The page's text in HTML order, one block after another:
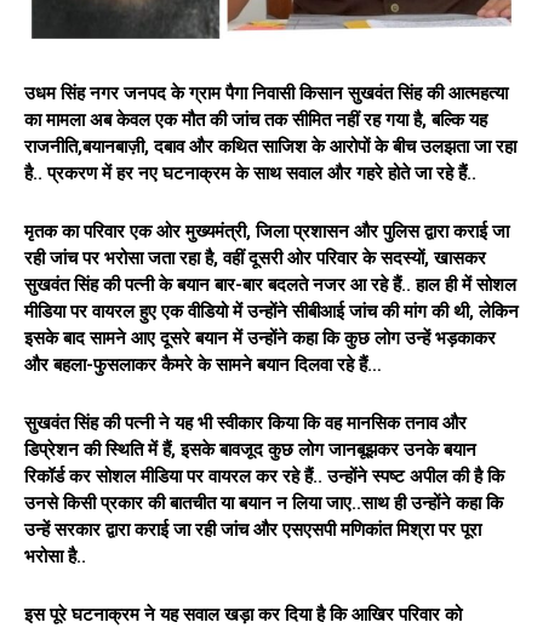
उधम सिंह नगर जनपद के ग्राम पैगा निवासी किसान सुखवंत सिंह की आत्महत्या
का मामला अब केवल एक मौत की जांच तक सीमित नहीं रह गया है, बल्कि यह
राजनीति,बयानबाज़ी, दबाव और कथित साजिश के आरोपों के बीच उलझता जा रहा
है.. प्रकरण में हर नए घटनाक्रम के साथ सवाल और गहरे होते जा रहे हैं..
मृतक का परिवार एक ओर मुख्यमंत्री, जिला प्रशासन और पुलिस द्वारा कराई जा
रही जांच पर भरोसा जता रहा है, वहीं दूसरी ओर परिवार के सदस्यों, खासकर
सुखवंत सिंह की पत्नी के बयान बार-बार बदलते नजर आ रहे हैं.. हाल ही में सोशल
मीडिया पर वायरल हुए एक वीडियो में उन्होंने सीबीआई जांच की मांग की थी, लेकिन
इसके बाद सामने आए दूसरे बयान में उन्होंने कहा कि कुछ लोग उन्हें भड़काकर
और बहला-फुसलाकर कैमरे के सामने बयान दिलवा रहे हैं…
सुखवंत सिंह की पत्नी ने यह भी स्वीकार किया कि वह मानसिक तनाव और
डिप्रेशन की स्थिति में हैं, इसके बावजूद कुछ लोग जानबूझकर उनके बयान
रिकॉर्ड कर सोशल मीडिया पर वायरल कर रहे हैं.. उन्होंने स्पष्ट अपील की है कि
उनसे किसी प्रकार की बातचीत या बयान न लिया जाए..साथ ही उन्होंने कहा कि
उन्हें सरकार द्वारा कराई जा रही जांच और एसएसपी मणिकांत मिश्रा पर पूरा
भरोसा है..
इस पूरे घटनाक्रम ने यह सवाल खड़ा कर दिया है कि आखिर परिवार को